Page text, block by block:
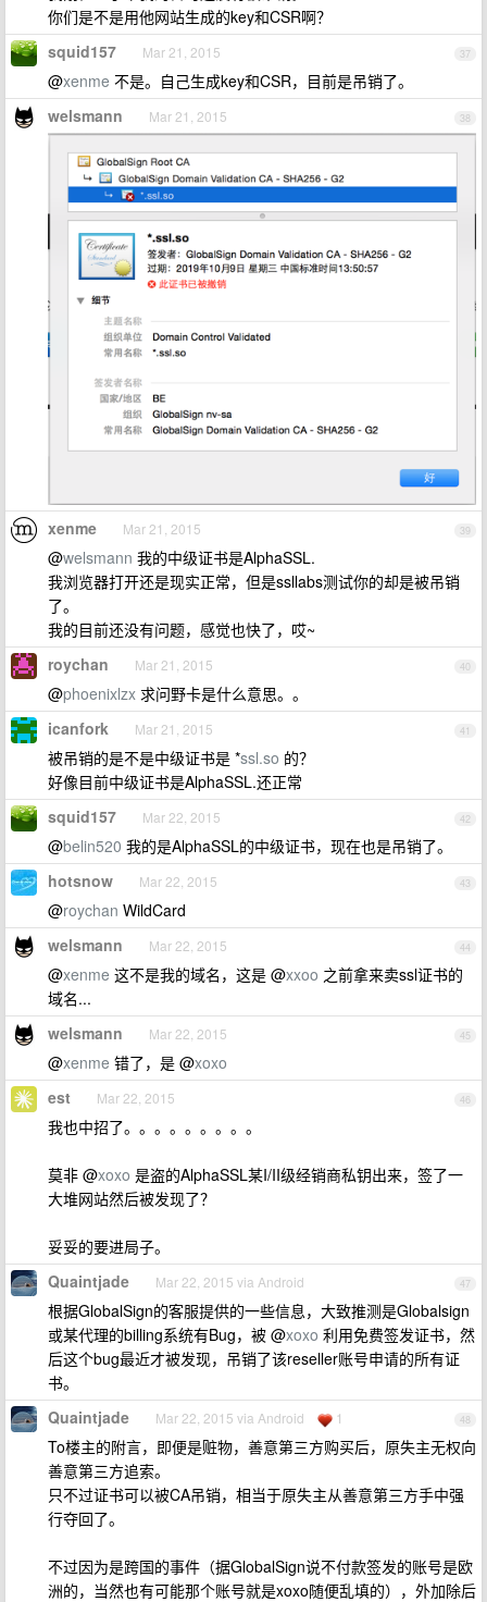
你们是不是用他网站生成的key和CSR啊？
37
squid157 Mar 21, 2015
@xenme 不是。自己生成key和CSR，目前是吊销了。
38
welsmann Mar 21, 2015
39
xenme Mar 21, 2015
@welsmann 我的中级证书是AlphaSSL.
我浏览器打开还是现实正常，但是ssllabs测试你的却是被吊销
了。
我的目前还没有问题，感觉也快了，哎~
40
roychan Mar 21, 2015
@phoenixlzx 求问野卡是什么意思。。
41
icanfork Mar 21, 2015
被吊销的是不是中级证书是 *ssl.so 的？
好像目前中级证书是AlphaSSL.还正常
42
squid157 Mar 22, 2015
@belin520 我的是AlphaSSL的中级证书，现在也是吊销了。
43
hotsnow Mar 22, 2015
@roychan WildCard
44
welsmann Mar 22, 2015
@xenme 这不是我的域名，这是 @xxoo 之前拿来卖ssl证书的
域名...
45
welsmann Mar 22, 2015
@xenme 错了，是 @xoxo
46
est Mar 22, 2015
我也中招了。。。。。。。。。
莫非 @xoxo 是盗的AlphaSSL某I/II级经销商私钥出来，签了一
大堆网站然后被发现了？
妥妥的要进局子。
47
Quaintjade Mar 22, 2015 via Android
根据GlobalSign的客服提供的一些信息，大致推测是Globalsign
或某代理的billing系统有Bug，被 @xoxo 利用免费签发证书，然
后这个bug最近才被发现，吊销了该reseller账号申请的所有证
书。
48
Quaintjade Mar 22, 2015 via Android 1
To楼主的附言，即便是赃物，善意第三方购买后，原失主无权向
善意第三方追索。
只不过证书可以被CA吊销，相当于原失主从善意第三方手中强
行夺回了。
不过因为是跨国的事件（据GlobalSign说不付款签发的账号是欧
洲的，当然也有可能那个账号就是xoxo随便乱填的），外加除后